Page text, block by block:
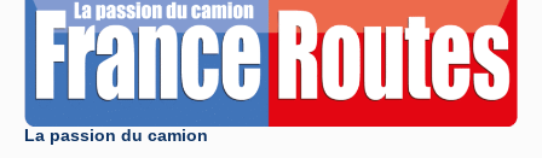
La passion du camion